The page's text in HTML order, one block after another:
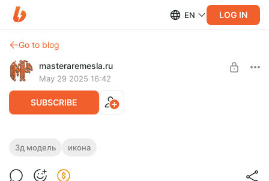
EN LOG IN
Go to blog
masteraremesla.ru
May 29 2025 16:42
SUBSCRIBE
одной из самых почитаемых святых, символизирующей
3д модель икона